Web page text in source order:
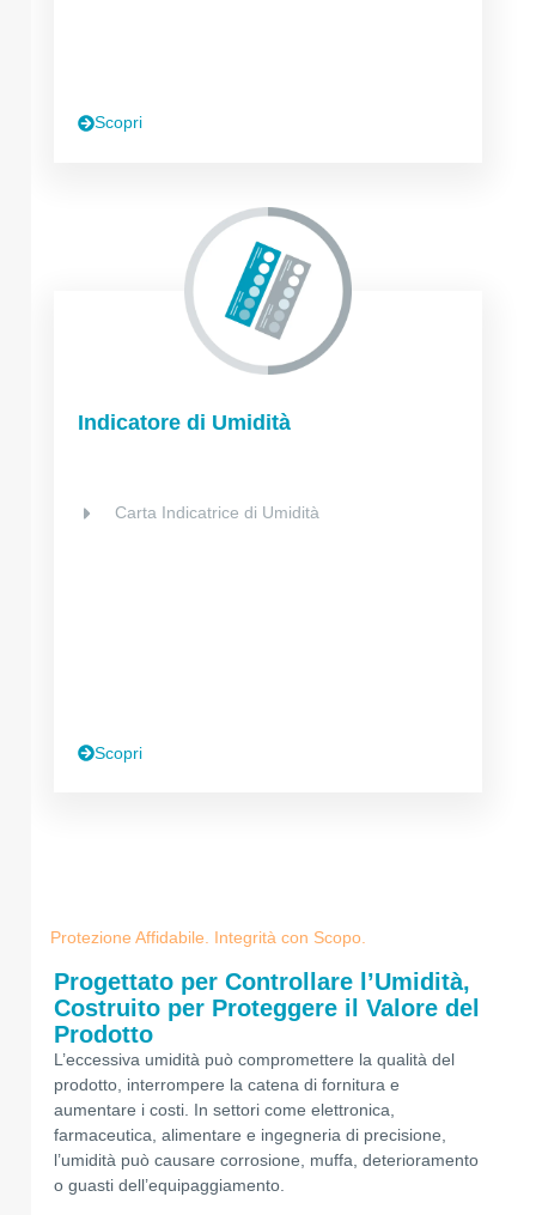
Scopri
Indicatore di Umidità
Carta Indicatrice di Umidità
Scopri
Protezione Affidabile. Integrità con Scopo.
Progettato per Controllare l’Umidità,
Costruito per Proteggere il Valore del
Prodotto
L’eccessiva umidità può compromettere la qualità del
prodotto, interrompere la catena di fornitura e
aumentare i costi. In settori come elettronica,
farmaceutica, alimentare e ingegneria di precisione,
l’umidità può causare corrosione, muffa, deterioramento
o guasti dell’equipaggiamento.